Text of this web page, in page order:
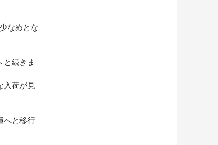
なめとな
と続きま
入荷が見
へと移行